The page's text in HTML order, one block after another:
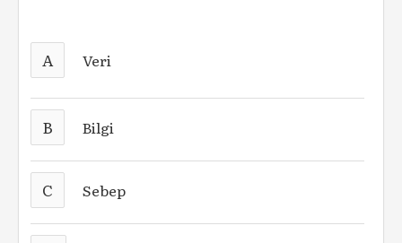
A Veri
B Bilgi
C Sebep